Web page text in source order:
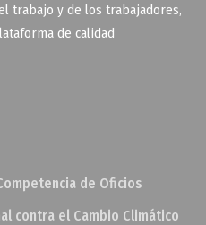
trabajo y de los trabajadores,
de calidad
de Oficios
contra el Cambio Climático